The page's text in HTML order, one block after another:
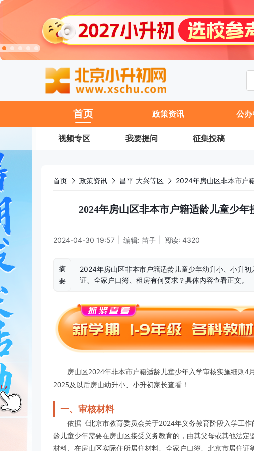
首页 政策资讯 公
视频专区 我要提问 征集投稿
首页 政策资讯 昌平 大兴等区
2024年房山区非本市户籍适龄儿童少
2024-04-30 19:57 编辑: 苗子 阅读: 4320
摘
要
2024年房山区非本市户籍适龄儿童少年幼升小、小升
证、全家户口簿、租房有何要求？具体内容查看正文。
房山区2024年非本市户籍适龄儿童少年入学审核实施细则4
2025及以后房山幼升小、小升初家长查看！
一、审核材料
依据《北京市教育委员会关于2024年义务教育阶段入学工
龄儿童少年需要在房山区接受义务教育的，由其父母或其他法
材料、在房山区实际住所居住材料、全家户口簿、北京市居住